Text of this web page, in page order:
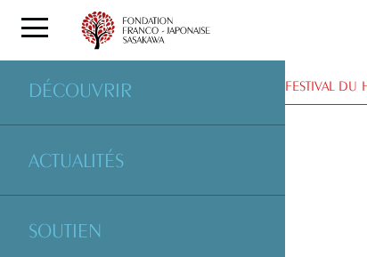
DÉCOUVRIR
ACTUALITÉS
SOUTIEN
| FESTIVAL DU